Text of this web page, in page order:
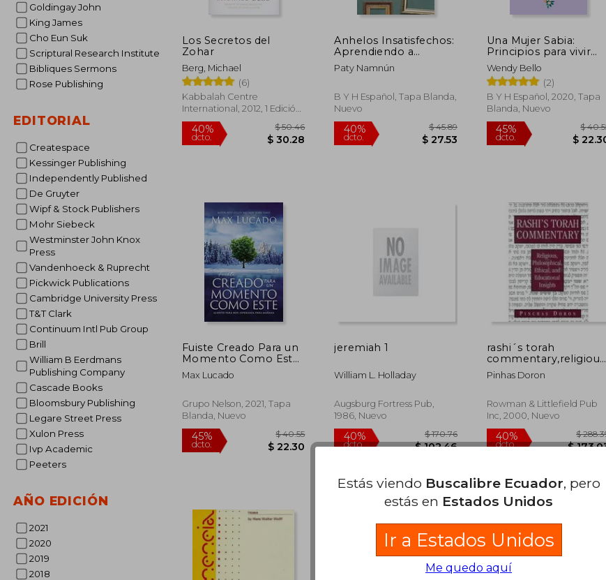
Goldingay John
King James
Cho Eun Suk
Scriptural Research Institute
Bibliques Sermons
Rose Publishing
EDITORIAL
Createspace
Kessinger Publishing
Independently Published
De Gruyter
Wipf & Stock Publishers
Mohr Siebeck
Westminster John Knox
Press
Vandenhoeck & Ruprecht
Pickwick Publications
Cambridge University Press
T&T Clark
Continuum Intl Pub Group
Brill
William B Eerdmans
Publishing Company
Cascade Books
Bloomsbury Publishing
Legare Street Press
Xulon Press
Ivp Academic
Peeters
AÑO EDICIÓN
2021
2020
2019
2018
Los Secretos del
Zohar
Berg, Michael
(6)
Kabbalah Centre
International, 2012, 1 Edición,
Tapa Blanda, Nuevo
40%
dcto.
Anhelos Insatisfechos:
Aprendiendo a
Esperar a la Manera de
Dios
Paty Namnún
B Y H Español, Tapa Blanda,
Nuevo
40%
dcto.
Una Mujer Sabia:
Principios para vivir
como Dios lo diseñó
Wendy Bello
(2)
B Y H Español, 2020, Tapa
Blanda, Nuevo
45%
dcto.
Fuiste Creado Para un
Momento Como Este:
Aliento Para Hoy,
Esperanza Para
Max Lucado
Grupo Nelson, 2021, Tapa
Blanda, Nuevo
jeremiah 1
William L. Holladay
Augsburg Fortress Pub,
1986, Nuevo
rashi´s torah
commentary,religious,
philsophical, ethical,
and educational
Pinhas Doron
Rowman & Littlefield Pub
Inc, 2000, Nuevo
Estás viendo Buscalibre Ecuador, pero
estás en Estados Unidos
Ir a Estados Unidos
Me quedo aquí